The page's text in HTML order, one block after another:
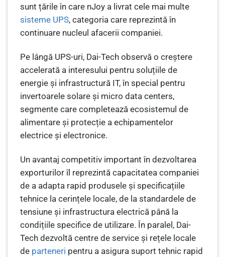
sunt țările în care nJoy a livrat cele mai multe
sisteme UPS, categoria care reprezintă în
continuare nucleul afacerii companiei.
Pe lângă UPS-uri, Dai-Tech observă o creștere
accelerată a interesului pentru soluțiile de
energie și infrastructură IT, în special pentru
invertoarele solare și micro data centers,
segmente care completează ecosistemul de
alimentare și protecție a echipamentelor
electrice și electronice.
Un avantaj competitiv important în dezvoltarea
exporturilor îl reprezintă capacitatea companiei
de a adapta rapid produsele și specificațiile
tehnice la cerințele locale, de la standardele de
tensiune și infrastructura electrică până la
condițiile specifice de utilizare. În paralel, Dai-
Tech dezvoltă centre de service și rețele locale
de parteneri pentru a asigura suport tehnic rapid